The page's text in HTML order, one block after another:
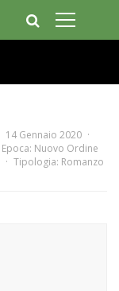
14 Gennaio 2020
Epoca: Nuovo Ordine
Tipologia: Romanzo